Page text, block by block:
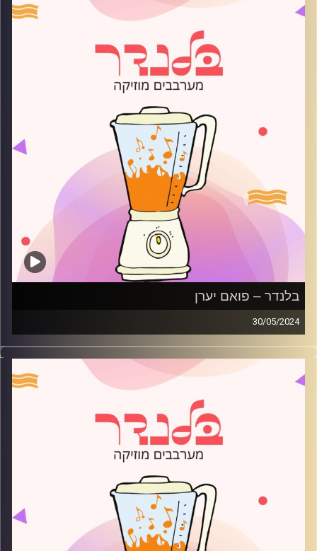
קרדיט תמונות: AudioVersity
בלנדר – פואם יערן
30/05/2024
מוזיקה קצבית חדשה עם פואם יערן
קרדיט תמונות:
AudioVersity